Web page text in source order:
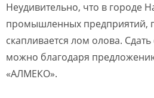
Неудивительно, что в городе
промышленных предприятий,
скапливается лом олова.
можно благодаря
«АЛМЕКО».